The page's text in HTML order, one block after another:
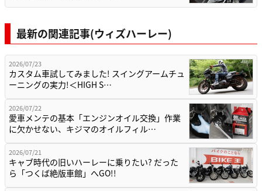
最新の関連記事(ウィズハーレー)
2026/07/23
カスタム車試してみました! スイングアームチュ
ーニングの実力!＜HIGH S…
2026/07/22
愛車メンテの基本「エンジンオイル交換」作業
に欠かせない、キジマのオイルフィル…
2026/07/21
キャブ時代の旧いハーレーに乗りたい? だった
ら「つくば絶版車館」へGO!!